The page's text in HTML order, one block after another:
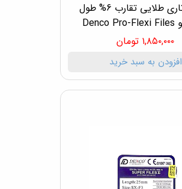
فایل روتاری طلایی تقارب 6% طول
۱,۸۵۰,۰۰۰ تومان
افزودن به سبد خرید